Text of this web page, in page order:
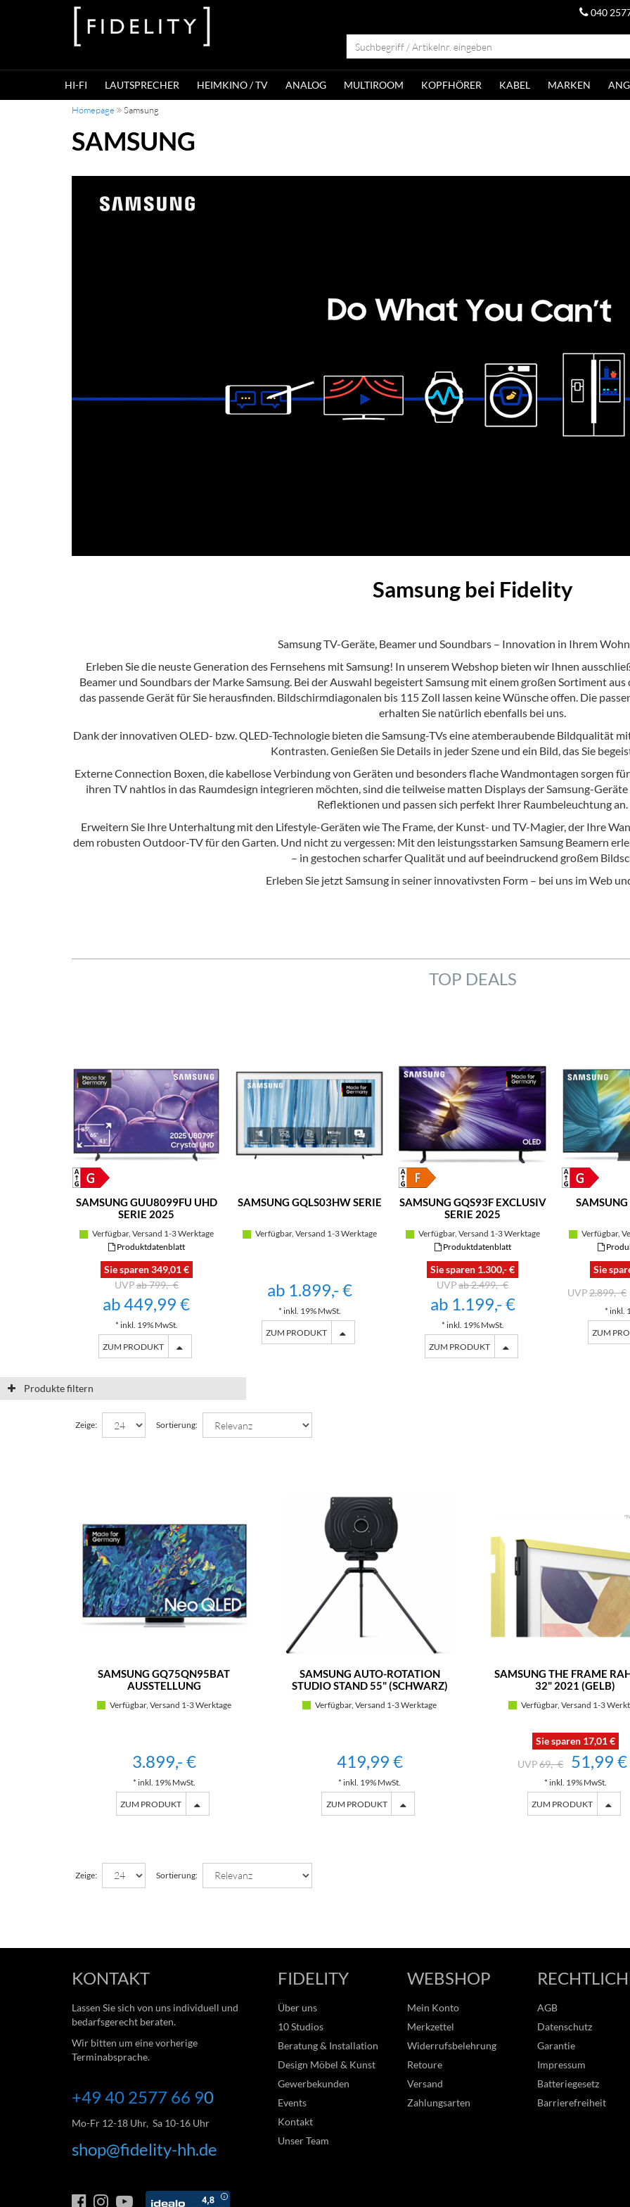
040
HI-FI LAUTSPRECHER HEIMKINO / TV ANALOG MULTIROOM KOPFHÖRER KABEL MARKEN
Homepage Samsung
SAMSUNG
Samsung bei Fidelity
Samsung TV-Geräte, Beamer und Soundbars – Innovation in Ihrem
Erleben Sie die neuste Generation des Fernsehens mit Samsung! In unserem Webshop bieten wir Ihnen
Beamer und Soundbars der Marke Samsung. Bei der Auswahl begeistert Samsung mit einem großen Sortiment
das passende Gerät für Sie herausfinden. Bildschirmdiagonalen bis 115 Zoll lassen keine Wünsche offen. Die
erhalten Sie natürlich ebenfalls bei uns.
Dank der innovativen OLED- bzw. QLED-Technologie bieten die Samsung-TVs eine atemberaubende Bildqualität
Kontrasten. Genießen Sie Details in jeder Szene und ein Bild, das Sie
Externe Connection Boxen, die kabellose Verbindung von Geräten und besonders flache Wandmontagen sorgen
ihren TV nahtlos in das Raumdesign integrieren möchten, sind die teilweise matten Displays der Samsung-
Reflektionen und passen sich perfekt Ihrer Raumbeleuchtung an.
Erweitern Sie Ihre Unterhaltung mit den Lifestyle-Geräten wie The Frame, der Kunst- und TV-Magier, der Ihre
dem robusten Outdoor-TV für den Garten. Und nicht zu vergessen: Mit den leistungsstarken Samsung Beamern
– in gestochen scharfer Qualität und auf beeindruckend großem
Erleben Sie jetzt Samsung in seiner innovativsten Form – bei uns im Web
TOP DEALS
SAMSUNG GUU8099FU UHD
SERIE 2025
Verfügbar, Versand 1-3 Werktage
Produktdatenblatt
Sie sparen 349,01 €
ab 799,- €
ab 449,99 €
* inkl. 19% MwSt.
ZUM PRODUKT
SAMSUNG GQLS03HW SERIE
Verfügbar, Versand 1-3 Werktage
ab 1.899,- €
* inkl. 19% MwSt.
ZUM PRODUKT
SAMSUNG GQS93F EXCLUSIV
SERIE 2025
Verfügbar, Versand 1-3 Werktage
Produktdatenblatt
Sie sparen 1.300,- €
ab 2.499,- €
ab 1.199,- €
* inkl. 19% MwSt.
ZUM PRODUKT
Verfügbar,
Sie
2.899,- €
* inkl.
ZUM
Zeige: Sortierung:
SAMSUNG GQ75QN95BAT
AUSSTELLUNG
Verfügbar, Versand 1-3 Werktage
3.899,- €
* inkl. 19% MwSt.
ZUM PRODUKT
SAMSUNG AUTO-ROTATION
STUDIO STAND 55" (SCHWARZ)
Verfügbar, Versand 1-3 Werktage
419,99 €
* inkl. 19% MwSt.
ZUM PRODUKT
SAMSUNG THE FRAME
32" 2021 (GELB)
Verfügbar, Versand 1-3
Sie sparen 17,01 €
69,- €
51,99 €
* inkl. 19% MwSt.
ZUM PRODUKT
Zeige: Sortierung:
Produkte filtern
KONTAKT
Lassen Sie sich von uns individuell und
bedarfsgerecht beraten.
Wir bitten um eine vorherige
Terminabsprache.
+49 40 2577 66 90
Mo-Fr 12-18 Uhr, Sa 10-16 Uhr
shop@fidelity-hh.de
FIDELITY
Über uns
10 Studios
Beratung & Installation
Design Möbel & Kunst
Gewerbekunden
Events
Kontakt
Unser Team
WEBSHOP
Mein Konto
Merkzettel
Widerrufsbelehrung
Retoure
Versand
Zahlungsarten
AGB
Datenschutz
Garantie
Impressum
Batteriegesetz
Barrierefreiheit